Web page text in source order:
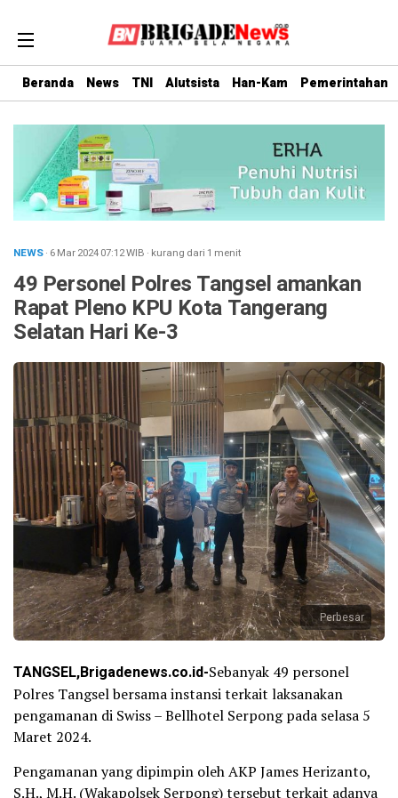
Beranda News TNI Alutsista Han-Kam Pemerintahan
NEWS· 6 Mar 202407:12WIB · kurang dari 1 menit
49 Personel Polres Tangsel amankan
Rapat Pleno KPU Kota Tangerang
Selatan Hari Ke-3
Perbesar
TANGSEL,Brigadenews.co.id-Sebanyak 49 personel
Polres Tangsel bersama instansi terkait laksanakan
pengamanan di Swiss – Bellhotel Serpong pada selasa 5
Maret 2024.
Pengamanan yang dipimpin oleh AKP James Herizanto,
S.H., M.H. (Wakapolsek Serpong) tersebut terkait adanya